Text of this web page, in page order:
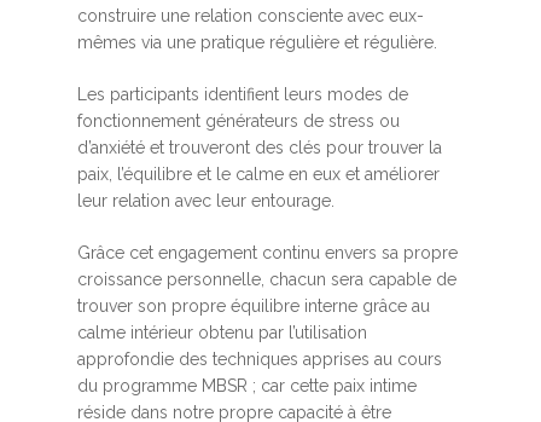
construire une relation consciente avec eux-
mêmes via une pratique régulière et régulière.
Les participants identifient leurs modes de
fonctionnement générateurs de stress ou
d’anxiété et trouveront des clés pour trouver la
paix, l’équilibre et le calme en eux et améliorer
leur relation avec leur entourage.
Grâce cet engagement continu envers sa propre
croissance personnelle, chacun sera capable de
trouver son propre équilibre interne grâce au
calme intérieur obtenu par l’utilisation
approfondie des techniques apprises au cours
du programme MBSR ; car cette paix intime
réside dans notre propre capacité à être